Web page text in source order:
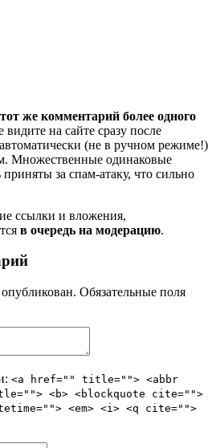
же комментарий более одного
на сайте сразу после
(не в ручном режиме!)
Множественные одинаковые
за спам-атаку, что сильно
ссылки и вложения,
в очередь на модерацию.
Обязательные поля
<a href="" title=""> <abbr
<b> <blockquote cite="">
<em> <i> <q cite="">